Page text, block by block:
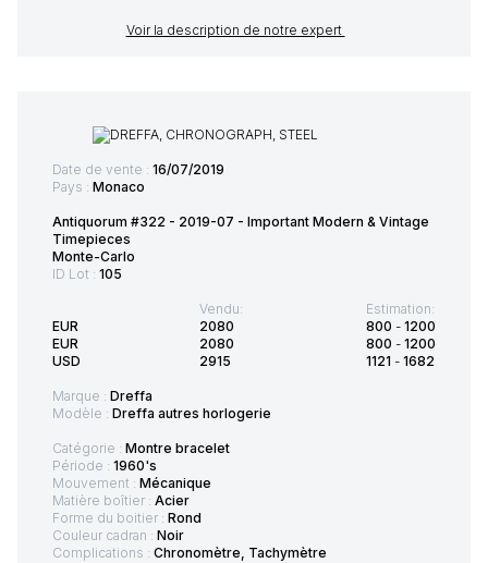
Voir la description de notre expert
Date de vente : 16/07/2019
Pays : Monaco
Antiquorum #322 - 2019-07 - Important Modern & Vintage
Timepieces
Monte-Carlo
ID Lot : 105
EUR
EUR
USD
Vendu:
2080
2080
2915
Estimation:
800 - 1200
800 - 1200
1121 - 1682
Marque : Dreffa
Modèle : Dreffa autres horlogerie
Catégorie : Montre bracelet
Période : 1960's
Mouvement : Mécanique
Matière boîtier : Acier
Forme du boitier : Rond
Couleur cadran : Noir
Complications : Chronomètre, Tachymètre